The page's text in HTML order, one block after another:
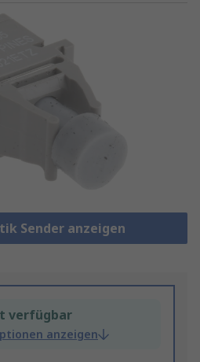
Sender anzeigen
verfügbar
anzeigen